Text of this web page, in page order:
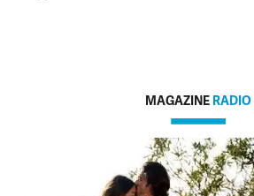
MAGAZINE RADIO